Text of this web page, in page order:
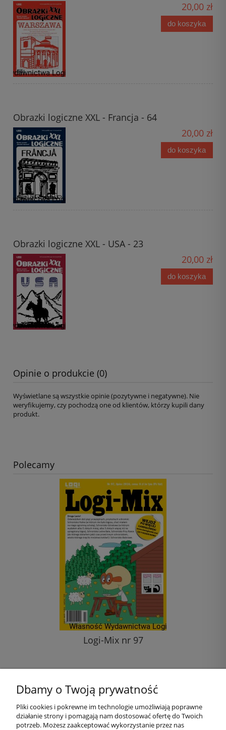
20,00 zł
do koszyka
Obrazki logiczne XXL - Francja - 64
20,00 zł
do koszyka
Obrazki logiczne XXL - USA - 23
20,00 zł
do koszyka
Opinie o produkcie (0)
Wyświetlane są wszystkie opinie (pozytywne i negatywne). Nie
weryfikujemy, czy pochodzą one od klientów, którzy kupili dany
produkt.
Polecamy
Logi-Mix nr 97
do koszyka
Pomoc
Dbamy o Twoją prywatność
Pliki cookies i pokrewne im technologie umożliwiają poprawne
działanie strony i pomagają nam dostosować ofertę do Twoich
potrzeb. Możesz zaakceptować wykorzystanie przez nas